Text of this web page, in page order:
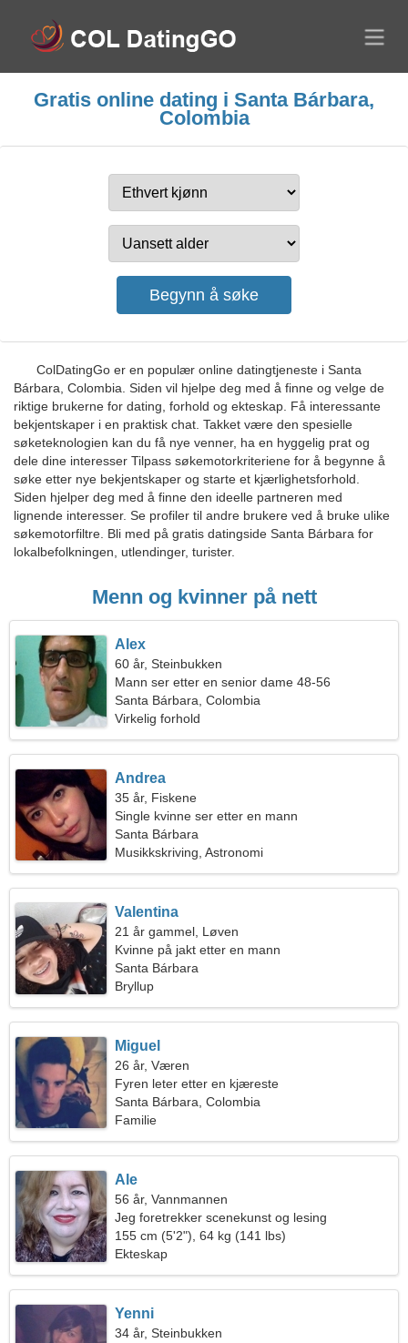
Gratis online dating i Santa Bárbara,
Colombia
ColDatingGo er en populær online datingtjeneste i Santa
Bárbara, Colombia. Siden vil hjelpe deg med å finne og velge de
riktige brukerne for dating, forhold og ekteskap. Få interessante
bekjentskaper i en praktisk chat. Takket være den spesielle
søketeknologien kan du få nye venner, ha en hyggelig prat og
dele dine interesser Tilpass søkemotorkriteriene for å begynne å
søke etter nye bekjentskaper og starte et kjærlighetsforhold.
Siden hjelper deg med å finne den ideelle partneren med
lignende interesser. Se profiler til andre brukere ved å bruke ulike
søkemotorfiltre. Bli med på gratis datingside Santa Bárbara for
lokalbefolkningen, utlendinger, turister.
Menn og kvinner på nett
Alex
60 år, Steinbukken
Mann ser etter en senior dame 48-56
Santa Bárbara, Colombia
Virkelig forhold
Andrea
35 år, Fiskene
Single kvinne ser etter en mann
Santa Bárbara
Musikkskriving, Astronomi
Valentina
21 år gammel, Løven
Kvinne på jakt etter en mann
Santa Bárbara
Bryllup
Miguel
26 år, Væren
Fyren leter etter en kjæreste
Santa Bárbara, Colombia
Familie
Ale
56 år, Vannmannen
Jeg foretrekker scenekunst og lesing
155 cm (5'2"), 64 kg (141 lbs)
Ekteskap
Yenni
34 år, Steinbukken